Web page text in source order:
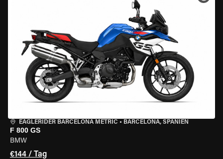
EAGLERIDER BARCELONA METRIC • BARCELONA, SPANIEN
F 800 GS
BMW
€144 / Tag